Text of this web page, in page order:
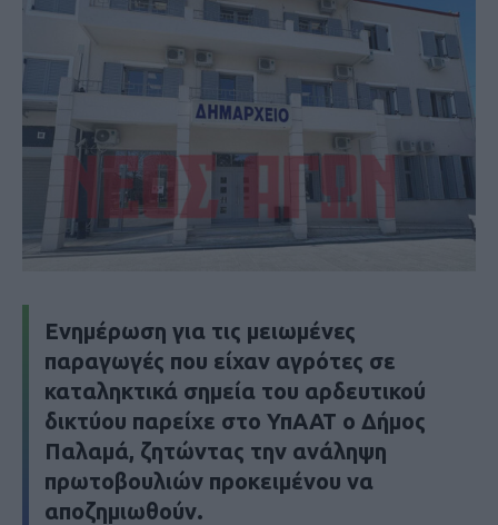
Ενημέρωση για τις μειωμένες
παραγωγές που είχαν αγρότες σε
καταληκτικά σημεία του αρδευτικού
δικτύου παρείχε στο ΥπΑΑΤ ο Δήμος
Παλαμά, ζητώντας την ανάληψη
πρωτοβουλιών προκειμένου να
αποζημιωθούν.